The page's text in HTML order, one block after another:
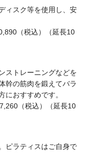
ィスク等を使用し、安
（税込）（延長10
ストレーニングなどを
幹の筋肉を鍛えてバラ
におすすめです。
（税込）（延長10
ピラティスはご自身で